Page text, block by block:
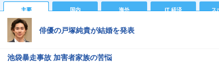
主要 国内 海外 IT 経済 ス
俳優の戸塚純貴が結婚を発表
池袋暴走事故 加害者家族の苦悩